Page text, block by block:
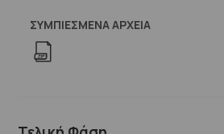
ΣΥΜΠΙΕΣΜΈΝΑ ΑΡΧΕΊΑ